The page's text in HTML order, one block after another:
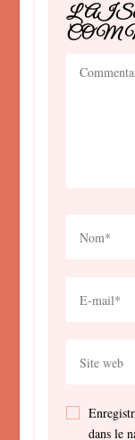
dans le